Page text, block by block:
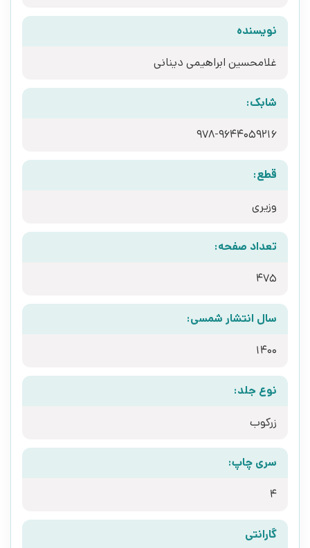
نویسنده
غلامحسین ابراهیمی دینانی
شابک:
978-9644059216
قطع:
وزیری
تعداد صفحه:
475
سال انتشار شمسی:
1400
نوع جلد:
زرکوب
سری چاپ:
4
گارانتی